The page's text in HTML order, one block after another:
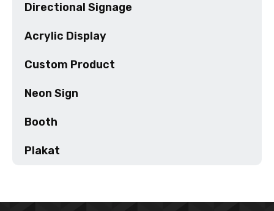
Directional Signage
Acrylic Display
Custom Product
Neon Sign
Booth
Plakat